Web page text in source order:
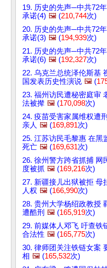
19. 历史的先声─中共72
承诺(4) 🖼️ (210,744次)
20. 历史的先声─中共72
承诺(3) 🖼️ (194,939次)
21. 历史的先声─中共72
承诺(6) 🖼️ (192,327次)
22. 乌克兰总统泽伦斯基
国发表历史性演说 🖼️ (
23. 福州访民遭秘密庭审
法被撵 🖼️ (170,098次)
24. 疫苗受害家属维权遭
亲人 🖼️ (169,891次)
25. 江苏访民毛黎惠 在黑
死亡 🖼️ (169,631次)
26. 徐州警方跨省抓捕 网
度被抓 🖼️ (169,216次)
27. 新疆接儿出狱被拒 母
人权 🖼️ (166,990次)
28. 贵州大学杨绍政教授
遭酷刑 🖼️ (165,919次)
29. 前媒体人邓飞 吁查铁
合法性 🖼️ (165,775次)
30. 律师团关注铁链女案
相 🖼️ (165,532次)